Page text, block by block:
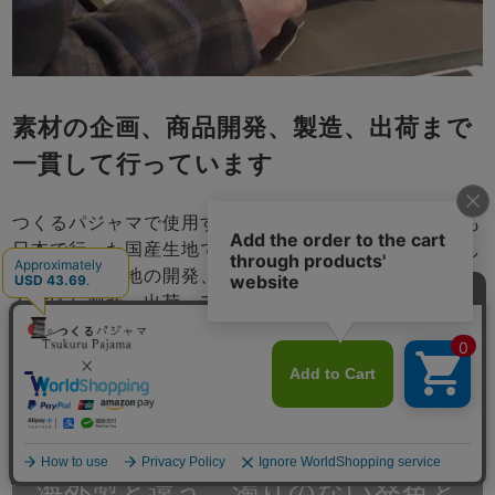
メニュー
素材の企画、商品開発、製造、出荷まで
一貫して行っています
つくるパジャマで使用する生地はほぼ全て織り、染めも
日本で行った国産生地で、全て京都の自社工場で縫製し
ています。生地の開発、お客さまのご要望にきめこまか
く対応し製造、出荷、アフターサービスまで一貫で行い
責任をもつことで、お届けする商品には自信をもってお
ります。自分たちの目の届くところで商品を作り、品質
管理をし、改善を続けて参ります。